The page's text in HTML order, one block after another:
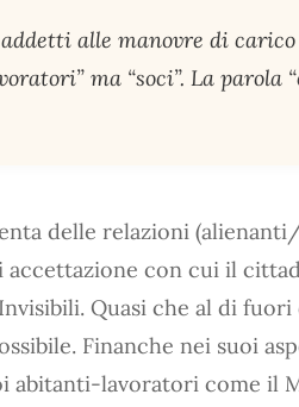
alle manovre di
ma “soci”. La parola
delle relazioni
accettazione con cui il
Quasi che al di fuori
Finanche nei suoi
abitanti-lavoratori come il